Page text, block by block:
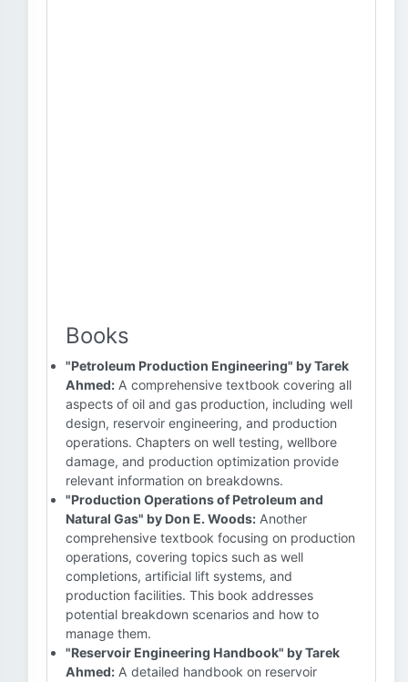
Books
"Petroleum Production Engineering" by Tarek
Ahmed: A comprehensive textbook covering all
aspects of oil and gas production, including well
design, reservoir engineering, and production
operations. Chapters on well testing, wellbore
damage, and production optimization provide
relevant information on breakdowns.
"Production Operations of Petroleum and
Natural Gas" by Don E. Woods: Another
comprehensive textbook focusing on production
operations, covering topics such as well
completions, artificial lift systems, and
production facilities. This book addresses
potential breakdown scenarios and how to
manage them.
"Reservoir Engineering Handbook" by Tarek
Ahmed: A detailed handbook on reservoir